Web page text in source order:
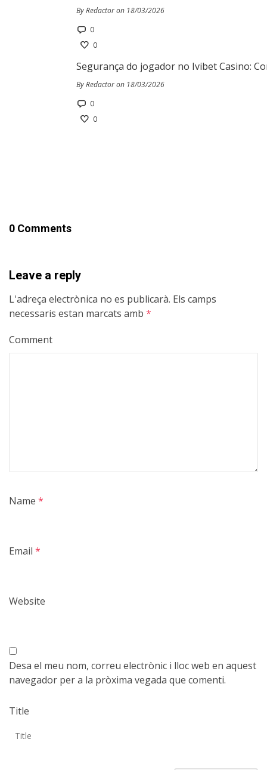
By Redactor on 18/03/2026
0
0
Segurança do jogador no Ivibet Casino:
By Redactor on 18/03/2026
0
0
0 Comments
Leave a reply
L'adreça electrònica no es publicarà. Els camps
necessaris estan marcats amb *
Comment
Name *
Email *
Website
Desa el meu nom, correu electrònic i lloc web en aquest
navegador per a la pròxima vegada que comenti.
Title